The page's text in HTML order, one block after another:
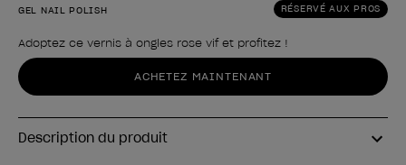
RÉSERVÉ AUX PROS
GEL NAIL POLISH
Adoptez ce vernis à ongles rose vif et profitez !
Forme du produit
ACHETEZ MAINTENANT
Description du produit